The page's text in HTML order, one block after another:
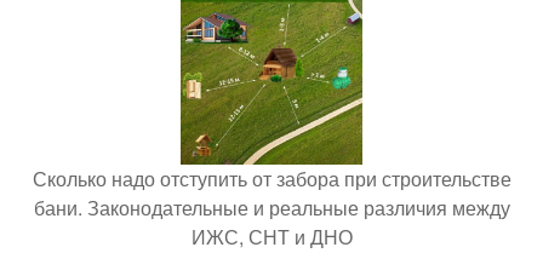
Сколько надо отступить от забора при строительстве
бани. Законодательные и реальные различия между
ИЖС, СНТ и ДНО